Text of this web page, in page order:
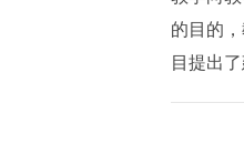
的目的
目提出